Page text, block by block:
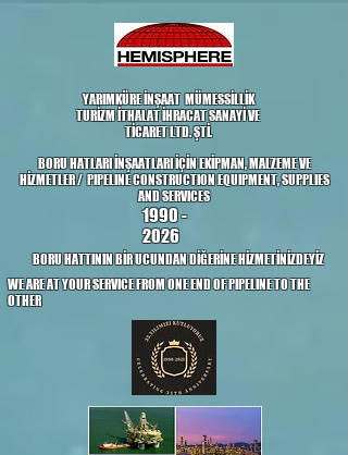
YARIMKÜRE İNŞAAT MÜMESSİLLİK
TURİZM İTHALAT İHRACAT SANAYİ VE
TİCARET LTD. ŞTİ.
BORU HATLARI İNŞAATLARI İÇİN EKİPMAN, MALZEME VE
HİZMETLER / PIPELINE CONSTRUCTION EQUIPMENT, SUPPLIES
AND SERVICES
1990 -
2026
BORU HATTININ BİR UCUNDAN DİĞERİNE HİZMETİNİZDEYİZ
WE ARE AT YOUR SERVICE FROM ONE END OF PIPELINE TO THE
OTHER